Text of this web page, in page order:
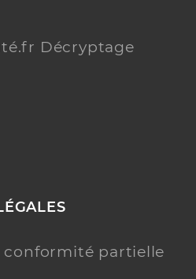
Décryptage
conformité partielle